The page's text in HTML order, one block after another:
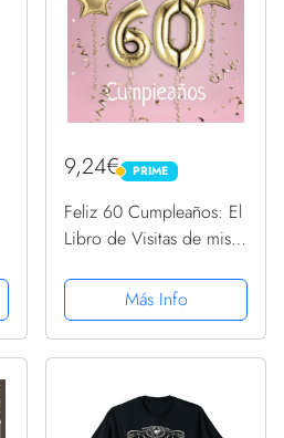
9,24€ PRIME
PRIME
Feliz 60 Cumpleaños: El
Libro de Visitas de mis
Cumpleaños - 21x21cm -
100 Páginas para
Felicitaciones, Saludos,
Más Info